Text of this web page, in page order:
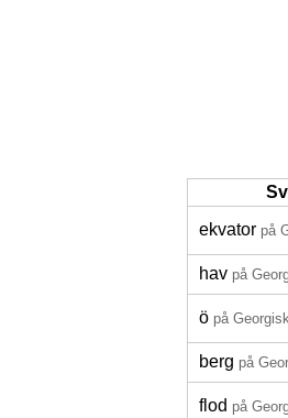
ekvator på
hav på
ö på
berg på
flod på